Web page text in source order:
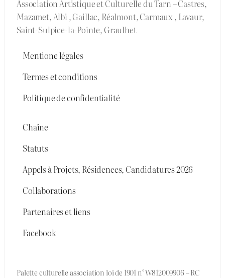
Association Artistique et Culturelle du Tarn – Castres,
Mazamet, Albi , Gaillac, Réalmont, Carmaux , Lavaur,
Saint-Sulpice-la-Pointe, Graulhet
Mentione légales
Termes et conditions
Politique de confidentialité
Chaîne
Statuts
Appels à Projets, Résidences, Candidatures 2026
Collaborations
Partenaires et liens
Facebook
Palette culturelle association loi de 1901 n° W812009906 – RC